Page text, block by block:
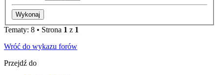
Tematy: 8 • Strona 1 z 1
Wróć do wykazu forów
Przejdź do